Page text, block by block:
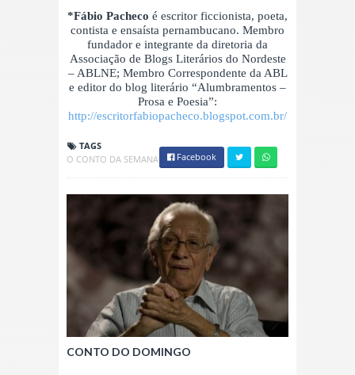
*Fábio Pacheco é escritor ficcionista, poeta,
contista e ensaísta pernambucano. Membro
fundador e integrante da diretoria da
Associação de Blogs Literários do Nordeste
– ABLNE; Membro Correspondente da ABL
e editor do blog literário “Alumbramentos –
Prosa e Poesia”:
http://escritorfabiopacheco.blogspot.com.br/
TAGS
O CONTO DA SEMANA
Facebook
CONTO DO DOMINGO